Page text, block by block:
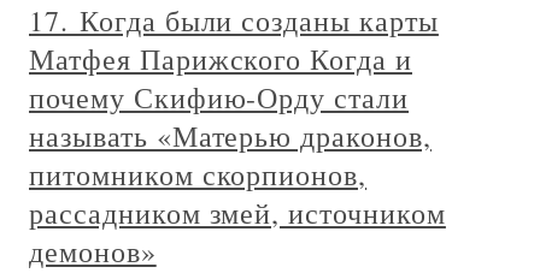
17. Когда были созданы карты
Матфея Парижского Когда и
почему Скифию-Орду стали
называть «Матерью драконов,
питомником скорпионов,
рассадником змей, источником
демонов»